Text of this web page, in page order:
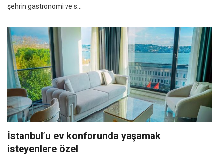
şehrin gastronomi ve s...
İstanbul’u ev konforunda yaşamak
isteyenlere özel